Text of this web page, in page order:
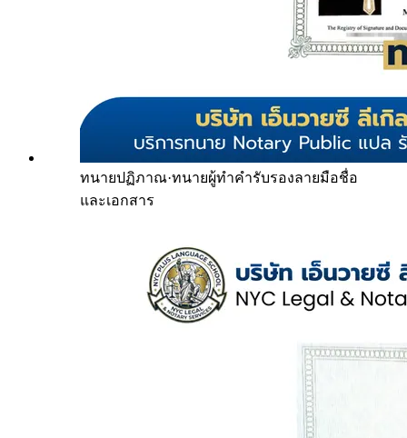
ทนายปฏิภาณ·ทนายผู้ทำคำรับรองลายมือชื่อ
และเอกสาร